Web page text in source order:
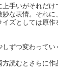
手いがそれだ
な表情。それに
ズとしては原
ずつ変わって
読むとさらに作